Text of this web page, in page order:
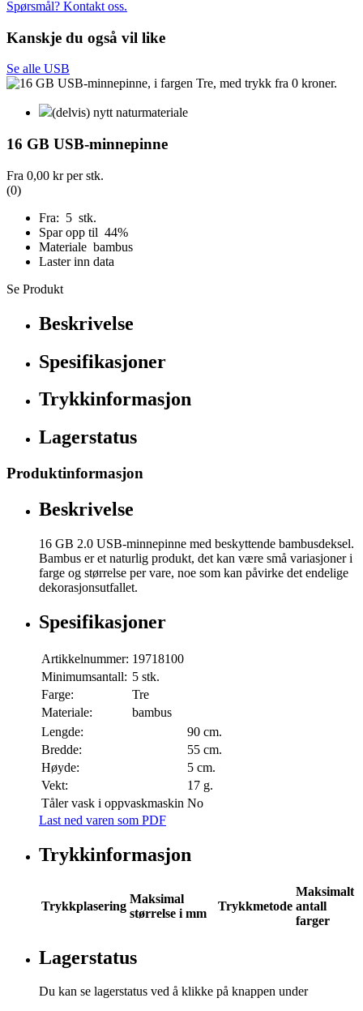
Spørsmål? Kontakt oss.
Kanskje du også vil like
Se alle USB
(delvis) nytt naturmateriale
16 GB USB-minnepinne
Fra 0,00 krper stk.
(0)
Fra: 5 stk.
Spar opp til 44%
Materiale bambus
Laster inn data
Se Produkt
Beskrivelse
Spesifikasjoner
Trykkinformasjon
Lagerstatus
Produktinformasjon
Beskrivelse
16 GB 2.0 USB-minnepinne med beskyttende bambusdeksel.
Bambus er et naturlig produkt, det kan være små variasjoner i
farge og størrelse per vare, noe som kan påvirke det endelige
dekorasjonsutfallet.
Spesifikasjoner
Artikkelnummer: 19718100
Minimumsantall: 5 stk.
Farge:
Tre
Materiale:
bambus
Lengde:
90 cm.
Bredde:
55 cm.
Høyde:
5 cm.
Vekt:
17 g.
Tåler vask i oppvaskmaskin No
Last ned varen som PDF
Trykkinformasjon
Trykkplasering
Maksimal
størrelse i mm
Trykkmetode
Maksimalt
antall
farger
Lagerstatus
Du kan se lagerstatus ved å klikke på knappen under